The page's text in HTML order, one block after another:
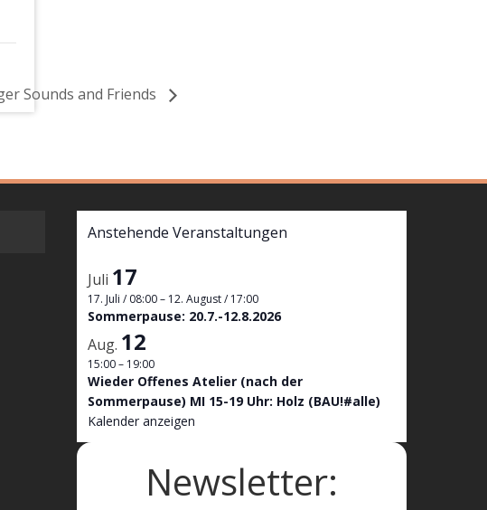
Sounds and Friends
Anstehende Veranstaltungen
Juli 17
17. Juli / 08:00– 12. August / 17:00
Sommerpause: 20.7.-12.8.2026
Aug. 12
15:00– 19:00
Wieder Offenes Atelier (nach der
Sommerpause) MI 15-19 Uhr: Holz (BAU!#alle)
Kalender anzeigen
Newsletter: